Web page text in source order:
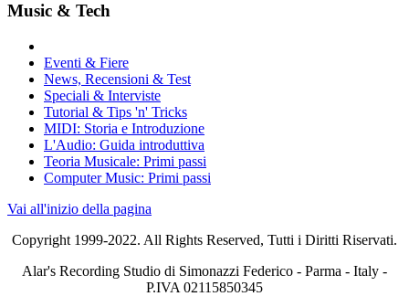
Music & Tech
Eventi & Fiere
News, Recensioni & Test
Speciali & Interviste
Tutorial & Tips 'n' Tricks
MIDI: Storia e Introduzione
L'Audio: Guida introduttiva
Teoria Musicale: Primi passi
Computer Music: Primi passi
Vai all'inizio della pagina
Copyright 1999-2022. All Rights Reserved, Tutti i Diritti Riservati.
Alar's Recording Studio di Simonazzi Federico - Parma - Italy -
P.IVA 02115850345